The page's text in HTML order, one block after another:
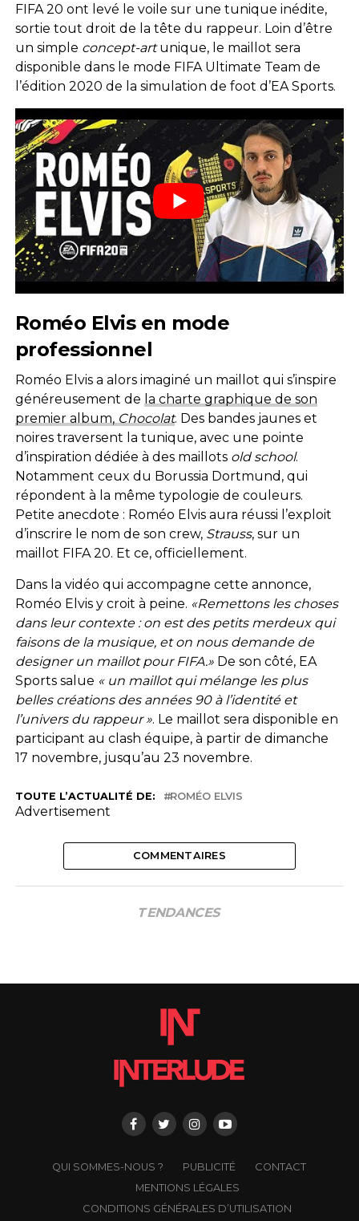
FIFA 20 ont levé le voile sur une tunique inédite,
sortie tout droit de la tête du rappeur. Loin d’être
un simple concept-artunique, le maillot sera
disponible dans le mode FIFA Ultimate Team de
l’édition 2020 de la simulation de foot d’EA Sports.
Roméo Elvis en mode
professionnel
Roméo Elvis a alors imaginé un maillot qui s’inspire
généreusement de la charte graphique de son
premier album, Chocolat. Des bandes jaunes et
noires traversent la tunique, avec une pointe
d’inspiration dédiée à des maillots old school.
Notamment ceux du Borussia Dortmund, qui
répondent à la même typologie de couleurs.
Petite anecdote : Roméo Elvis aura réussi l’exploit
d’inscrire le nom de son crew, Strauss, sur un
maillot FIFA 20. Et ce, officiellement.
Dans la vidéo qui accompagne cette annonce,
Roméo Elvis y croit à peine. «Remettons les choses
dans leur contexte : on est des petits merdeux qui
faisons de la musique, et on nous demande de
designer un maillot pour FIFA.» De son côté, EA
Sports salue « un maillot qui mélange les plus
belles créations des années 90 à l’identité et
l’univers du rappeur ». Le maillot sera disponible en
participant au clash équipe, à partir de dimanche
17 novembre, jusqu’au 23 novembre.
TOUTE L’ACTUALITÉ DE: ROMÉO ELVIS
Advertisement
COMMENTAIRES
TENDANCES
QUI SOMMES-NOUS ? PUBLICITÉ
CONTACT
MENTIONS LÉGALES
CONDITIONS GÉNÉRALES D’UTILISATION